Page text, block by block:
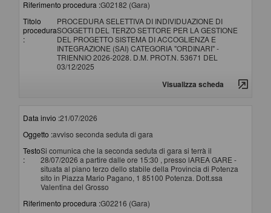
Riferimento procedura :G02182 (Gara)
Titolo
procedura
:
PROCEDURA SELETTIVA DI INDIVIDUAZIONE DI
SOGGETTI DEL TERZO SETTORE PER LA GESTIONE
DEL PROGETTO SISTEMA DI ACCOGLIENZA E
INTEGRAZIONE (SAI) CATEGORIA "ORDINARI" -
TRIENNIO 2026-2028. D.M. PROT.N. 53671 DEL
03/12/2025
Visualizza scheda
Data invio :21/07/2026
Oggetto :avviso seconda seduta di gara
Testo
:
Si comunica che la seconda seduta di gara si terrà il
28/07/2026 a partire dalle ore 15:30 , presso lAREA GARE -
situata al piano terzo dello stabile della Provincia di Potenza
sito in Piazza Mario Pagano, 1 85100 Potenza. Dott.ssa
Valentina del Grosso
Riferimento procedura :G02216 (Gara)